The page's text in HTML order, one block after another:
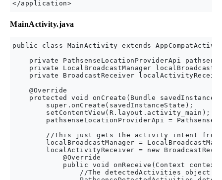
MainActivity.java
public class MainActivity extends
private PathsenseLocationProviderApi
private LocalBroadcastManager
private BroadcastReceiver
    @Override
protected void onCreate(Bundle
        super.onCreate(savedInstanceState);
        setContentView(R.layout.activity_main);
pathsenseLocationProviderApi =
//This just gets the activity intent
localBroadcastManager =
localActivityReceiver = new
            @Override
public void onReceive(Context
//The detectedActivities object